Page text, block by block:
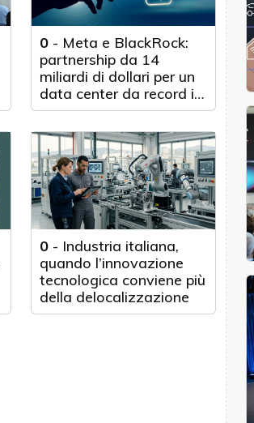
0 - Meta e BlackRock:
partnership da 14
miliardi di dollari per un
data center da record in
Texas
0 - Industria italiana,
quando l’innovazione
tecnologica conviene più
della delocalizzazione